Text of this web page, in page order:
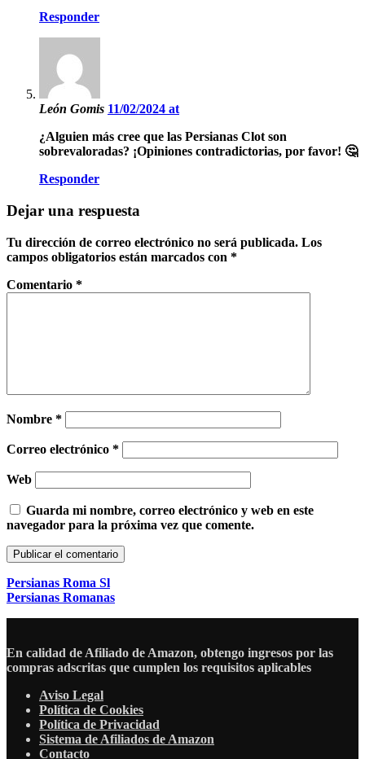
Responder
León Gomis 11/02/2024 at
¿Alguien más cree que las Persianas Clot son
sobrevaloradas? ¡Opiniones contradictorias, por favor! 🤔
Responder
Dejar una respuesta
Tu dirección de correo electrónico no será publicada. Los
campos obligatorios están marcados con *
Comentario *
Nombre *
Correo electrónico *
Web
Guarda mi nombre, correo electrónico y web en este
navegador para la próxima vez que comente.
Persianas Roma Sl
Persianas Romanas
En calidad de Afiliado de Amazon, obtengo ingresos por las
compras adscritas que cumplen los requisitos aplicables
Aviso Legal
Política de Cookies
Política de Privacidad
Sistema de Afiliados de Amazon
Contacto